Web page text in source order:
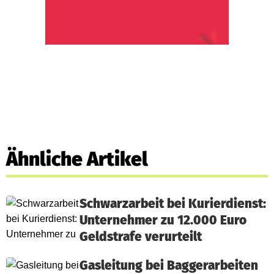
Ähnliche Artikel
Schwarzarbeit bei Kurierdienst:
Unternehmer zu 12.000 Euro
Geldstrafe verurteilt
Gasleitung bei Baggerarbeiten